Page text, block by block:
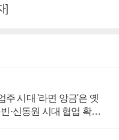
]
주 시대 '라면 앙금'은 옛
·신동원 시대 협업 확대